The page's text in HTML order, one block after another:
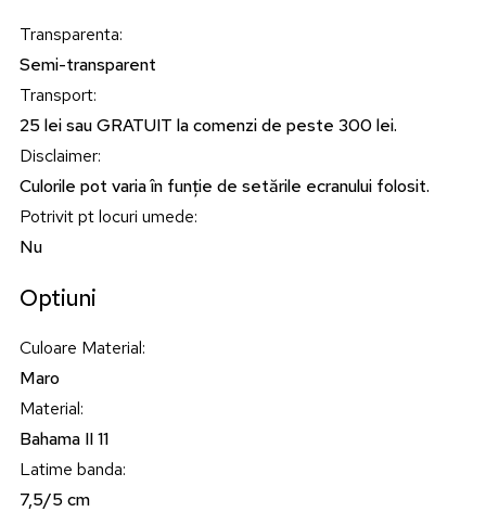
Transparenta:
Semi-transparent
Transport:
25 lei sau GRATUIT la comenzi de peste 300 lei.
Disclaimer:
Culorile pot varia în funție de setările ecranului folosit.
Potrivit pt locuri umede:
Nu
Optiuni
Culoare Material:
Maro
Material:
Bahama II 11
Latime banda:
7,5/5 cm